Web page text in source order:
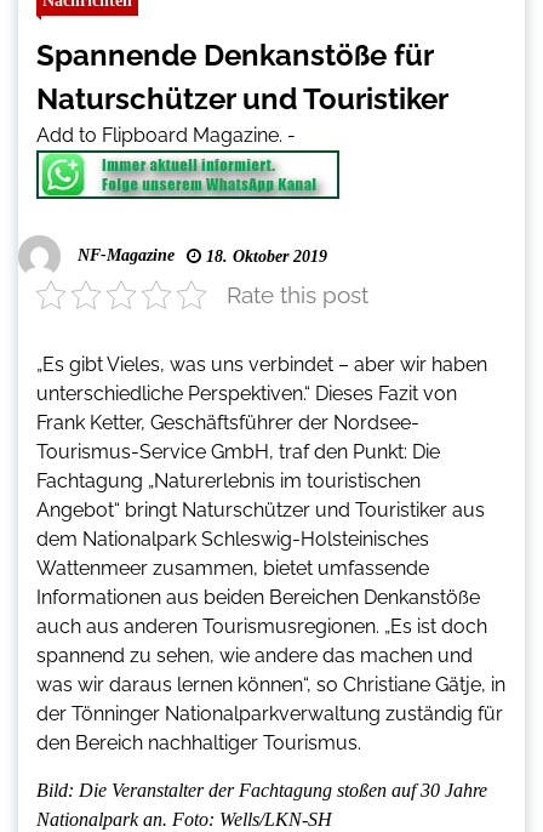
Spannende Denkanstöße für
Naturschützer und Touristiker
Add to Flipboard Magazine. -
NF-Magazine 18. Oktober 2019
Rate this post
„Es gibt Vieles, was uns verbindet – aber wir haben
unterschiedliche Perspektiven.“ Dieses Fazit von
Frank Ketter, Geschäftsführer der Nordsee-
Tourismus-Service GmbH, traf den Punkt: Die
Fachtagung „Naturerlebnis im touristischen
Angebot“ bringt Naturschützer und Touristiker aus
dem Nationalpark Schleswig-Holsteinisches
Wattenmeer zusammen, bietet umfassende
Informationen aus beiden Bereichen Denkanstöße
auch aus anderen Tourismusregionen. „Es ist doch
spannend zu sehen, wie andere das machen und
was wir daraus lernen können“, so Christiane Gätje, in
der Tönninger Nationalparkverwaltung zuständig für
den Bereich nachhaltiger Tourismus.
Bild: Die Veranstalter der Fachtagung stoßen auf 30 Jahre
Nationalpark an. Foto: Wells/LKN-SH